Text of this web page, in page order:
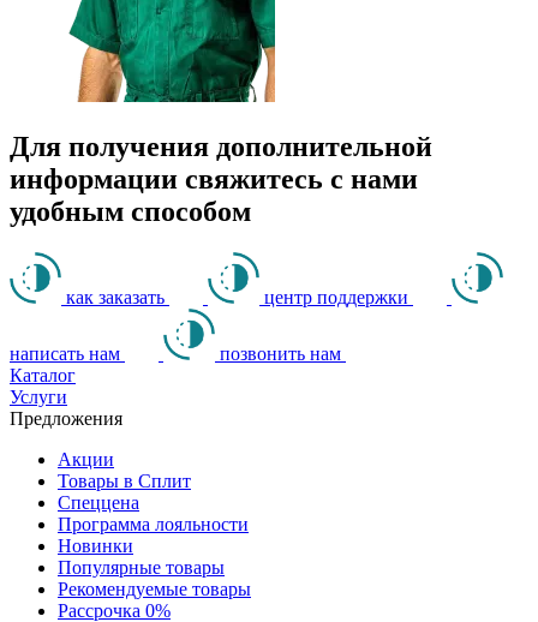
Для получения дополнительной
информации свяжитесь с нами
удобным способом
как заказать центр поддержки
написать нам
позвонить нам
Каталог
Услуги
Предложения
Акции
Товары в Сплит
Спеццена
Программа лояльности
Новинки
Популярные товары
Рекомендуемые товары
Рассрочка 0%